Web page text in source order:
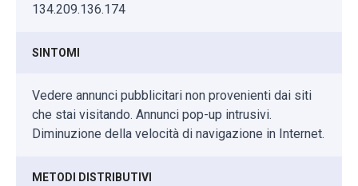
134.209.136.174
SINTOMI
Vedere annunci pubblicitari non provenienti dai siti
che stai visitando. Annunci pop-up intrusivi.
Diminuzione della velocità di navigazione in Internet.
METODI DISTRIBUTIVI